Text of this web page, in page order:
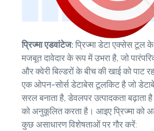
प्रिज्मा एडवांटेज:प्रिज्मा डेटा एक्सेस टूल
मजबूत दावेदार के रूप में उभरा है, जो
और क्वेरी बिल्डरों के बीच की खाई को पाट
एक ओपन-सोर्स डेटाबेस टूलकिट है जो
सरल बनाता है, डेवलपर उत्पादकता बढ़ाता
को अनुकूलित करता है। आइए प्रिज्मा को
कुछ असाधारण विशेषताओं पर गौर करें: